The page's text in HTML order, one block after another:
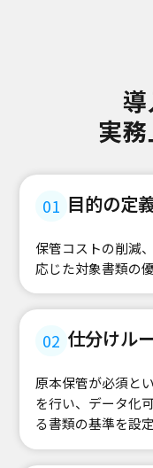
実
01 目的の定
保管コストの削減
応じた対象書類の
02 仕分けル
原本保管が必須と
を行い、データ化
る書類の基準を設定